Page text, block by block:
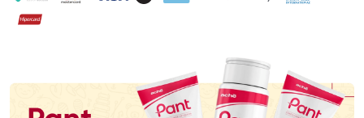
Hipercard
Promoção em Destaque